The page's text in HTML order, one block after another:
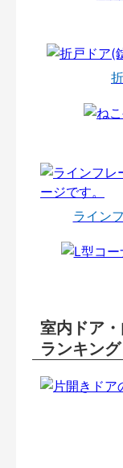
ライン
室内ドア
ランキング